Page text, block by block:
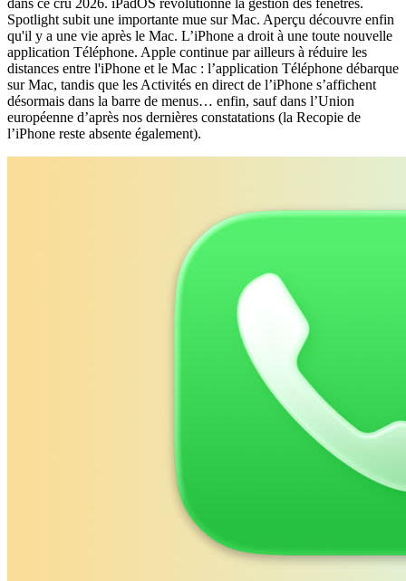
Spotlight subit une importante mue sur Mac. Aperçu découvre enfin
qu'il y a une vie après le Mac. L’iPhone a droit à une toute nouvelle
application Téléphone. Apple continue par ailleurs à réduire les
distances entre l'iPhone et le Mac : l’application Téléphone débarque
sur Mac, tandis que les Activités en direct de l’iPhone s’affichent
désormais dans la barre de menus… enfin, sauf dans l’Union
européenne d’après nos dernières constatations (la Recopie de
l’iPhone reste absente également).